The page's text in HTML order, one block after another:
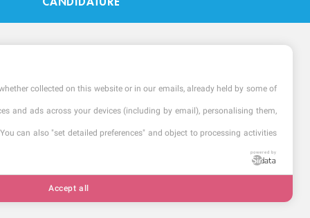
collected on this website or in our emails, already held by some of
and ads across your devices (including by email), personalising them,
can also "set detailed preferences" and object to processing activities
powered by
Accept all